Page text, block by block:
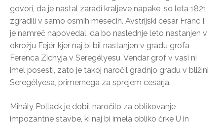
govori, da je nastal zaradi kraljeve napake, so leta 1821
zgradili v samo osmih mesecih. Avstrijski cesar Franc I.
je namreč napovedal, da bo naslednje leto nastanjen v
okrožju Fejér, kjer naj bi bil nastanjen v gradu grofa
Ferenca Zichyja v Seregélyesu. Vendar grof v vasi ni
imel posesti, zato je takoj naročil gradnjo gradu v bližini
Seregélyesa, primernega za sprejem cesarja.
Mihály Pollack je dobil naročilo za oblikovanje
impozantne stavbe, ki naj bi imela obliko črke U in